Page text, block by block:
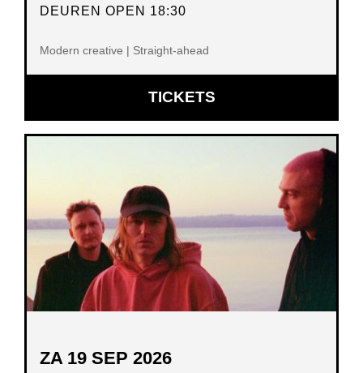
DEUREN OPEN 18:30
Modern creative | Straight-ahead
TICKETSOPENT
IN
VENSTER
ZA 19 SEP 2026